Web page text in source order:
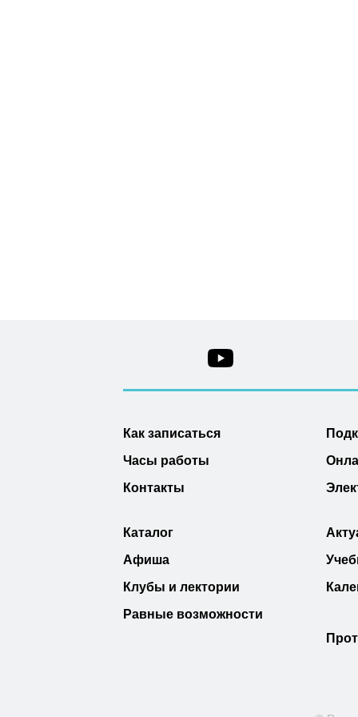
Как записаться
Часы работы
Контакты
Каталог
Афиша
Клубы и лектории
Равные возможности